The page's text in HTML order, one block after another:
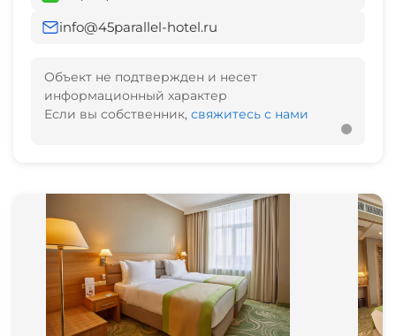
info@45parallel-hotel.ru
Объект не подтвержден и несет
информационный характер
Если вы собственник, свяжитесь с нами